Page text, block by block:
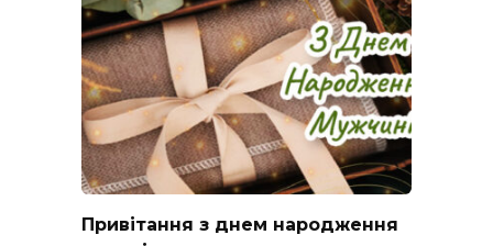
Привітання з днем народження